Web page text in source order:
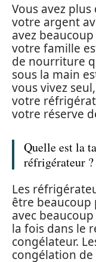
Vous avez plus
votre argent
avez
votre famille
de nourriture
sous la main
vous vivez
votre
votre réserve
Quelle est la
réfrigérateur ?
Les
être beaucoup
avec beaucoup
la fois dans le
congélateur.
congélation